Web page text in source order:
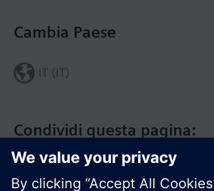
Condividi questa pagina:
Cambia Paese
IT (IT)